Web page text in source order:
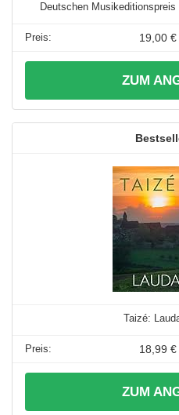
Deutschen
19,00 €
ZUM
Taizé:
18,99 €
ZUM